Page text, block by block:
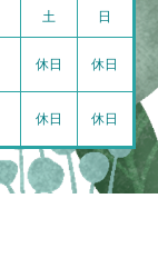
土 日
休日 休日
休日 休日